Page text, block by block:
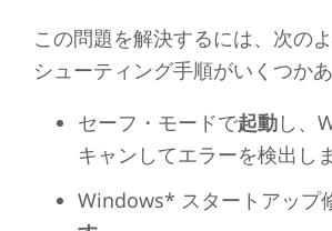
この問題を解決するには、次の
シューティング手順がいくつかあ
セーフ・モードで起動し、
キャンしてエラーを検出しま
Windows* スタートアップ